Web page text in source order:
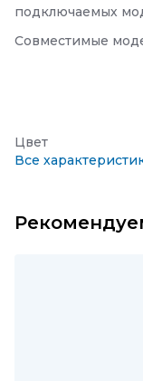
подключаемых
Совместимые
Цвет
Все